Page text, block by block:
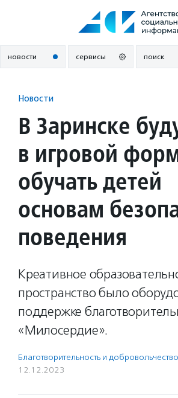
новости сервисы поиск
Новости
В Заринске
в игровой
обучать детей
основам
поведения
Креативное
пространство было
поддержке
«Милосердие».
Благотвори­тель­ность и доброволь­чест­во
12.12.2023